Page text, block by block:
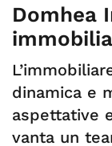
Domhea
dinamica e
aspettative
vanta un